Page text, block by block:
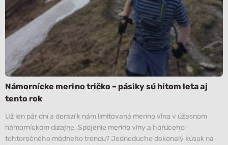
Námornícke merino tričko – pásiky sú hitom leta aj
tento rok
Už len pár dní a dorazí k nám limitovaná merino vlna v úžasnom
námorníckom dizajne. Spojenie merino vlny a horúceho
tohtoročného módneho trendu? Jednoducho dokonalý kúsok na